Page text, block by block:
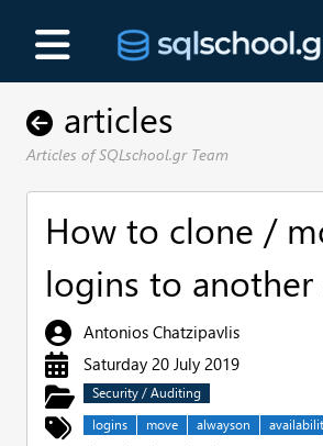
articles
Articles of SQLschool.gr Team
How to clone /
logins to another
Antonios Chatzipavlis
Saturday 20 July 2019
Security / Auditing
logins
move alwayson